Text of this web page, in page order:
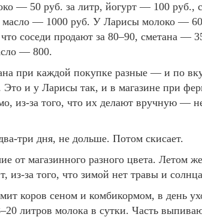
— 50 руб. за литр, йогурт — 100 руб.,
— 1000 руб. У Ларисы молоко —
что соседи продают за 80–90, сметана —
— 800.
при каждой покупке разные — и по
Это и у Ларисы так, и в магазине при
из-за того, что их делают вручную —
три дня, не дольше. Потом скисает.
от магазинного разного цвета. Летом
из-за того, что зимой нет травы и
коров сеном и комбикормом, в день
литров молока в сутки. Часть